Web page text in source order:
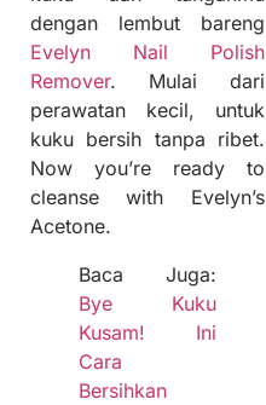
dengan lembut bareng
Evelyn Nail Polish
Remover. Mulai dari
perawatan kecil, untuk
kuku bersih tanpa ribet.
Now you’re ready to
cleanse with Evelyn’s
Acetone.
Baca Juga:
Bye Kuku
Kusam! Ini
Cara
Bersihkan